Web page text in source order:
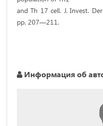
and Th 17 cell. J. Invest.
pp. 207—211.
Информация об